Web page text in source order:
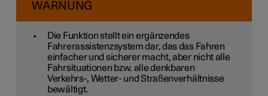
WARNUNG
Die Funktion stellt ein ergänzendes
Fahrerassistenzsystem dar, das das Fahren
einfacher und sicherer macht, aber nicht alle
Fahrsituationen bzw. alle denkbaren
Verkehrs-, Wetter- und Straßenverhältnisse
bewältigt.